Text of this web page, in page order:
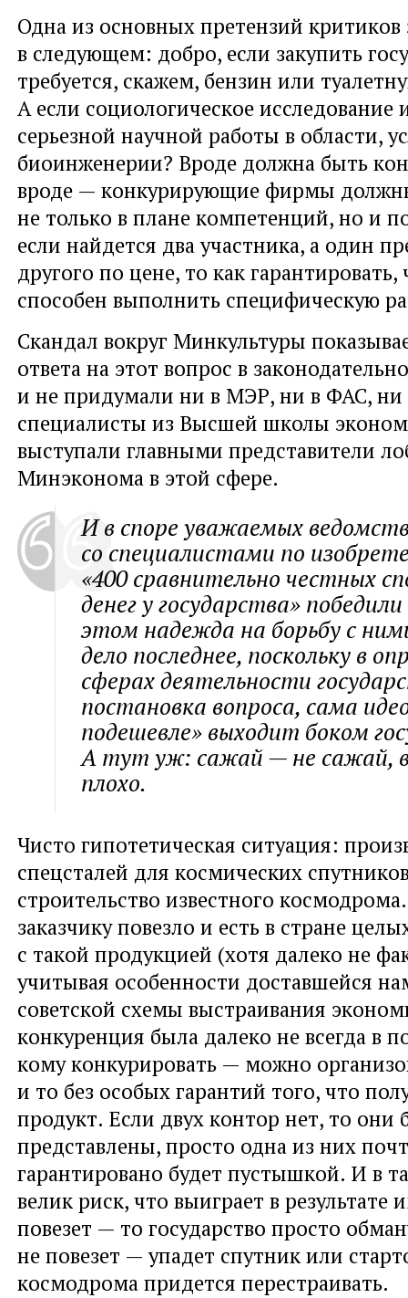
Одна из основных претензий критиков
в следующем: добро, если закупить
требуется, скажем, бензин или
А если социологическое исследование
серьезной научной работы в области,
биоинженерии? Вроде должна быть
вроде — конкурирующие фирмы
не только в плане компетенций, но и
если найдется два участника, а один
другого по цене, то как
способен выполнить специфическую
Скандал вокруг Минкультуры
ответа на этот вопрос в
и не придумали ни в МЭР, ни в ФАС,
специалисты из Высшей школы
выступали главными представители
Минэконома в этой сфере.
И в споре уважаемых
со специалистами по
«400 сравнительно честных
денег у государства»
этом надежда на борьбу с
дело последнее, поскольку в
сферах деятельности
постановка вопроса, сама
подешевле» выходит боком
А тут уж: сажай — не сажай,
плохо.
Чисто гипотетическая ситуация:
спецсталей для космических
строительство известного
заказчику повезло и есть в стране
с такой продукцией (хотя далеко не
учитывая особенности доставшейся
советской схемы выстраивания
конкуренция была далеко не всегда в
кому конкурировать — можно
и то без особых гарантий того, что
продукт. Если двух контор нет, то они
представлены, просто одна из них
гарантировано будет пустышкой. И в
велик риск, что выиграет в результате
повезет — то государство просто
не повезет — упадет спутник или
космодрома придется перестраивать.